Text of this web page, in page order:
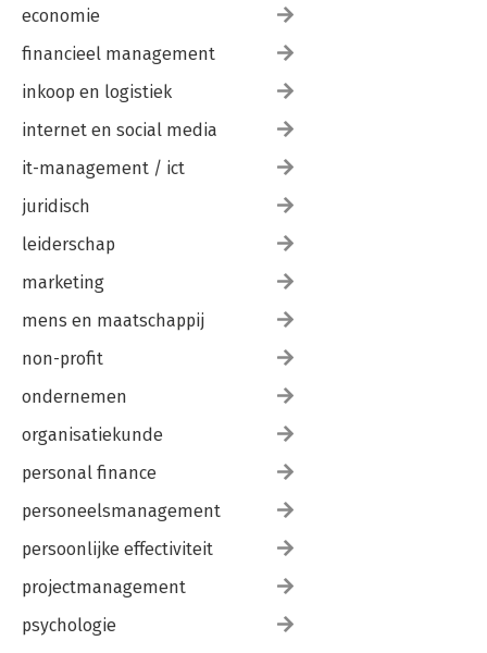
economie
financieel management
inkoop en logistiek
internet en social media
it-management / ict
juridisch
leiderschap
marketing
mens en maatschappij
non-profit
ondernemen
organisatiekunde
personal finance
personeelsmanagement
persoonlijke effectiviteit
projectmanagement
psychologie